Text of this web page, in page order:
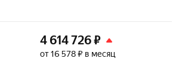
4 614 726₽
от 16 578 ₽ в месяц